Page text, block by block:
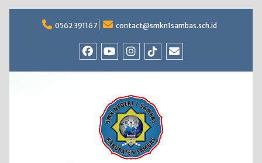
0562 391167 contact@smkn1sambas.sch.id